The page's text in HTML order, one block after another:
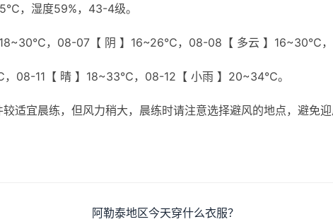
，湿度59%，43-4级。
18~30℃，08-07【 阴 】16~26℃，08-08【 多云 】16~30℃
08-11【 晴 】18~33℃，08-12【 小雨 】20~34℃。
适宜晨练，但风力稍大，晨练时请注意选择避风的地点，避免
阿勒泰地区今天穿什么衣服？